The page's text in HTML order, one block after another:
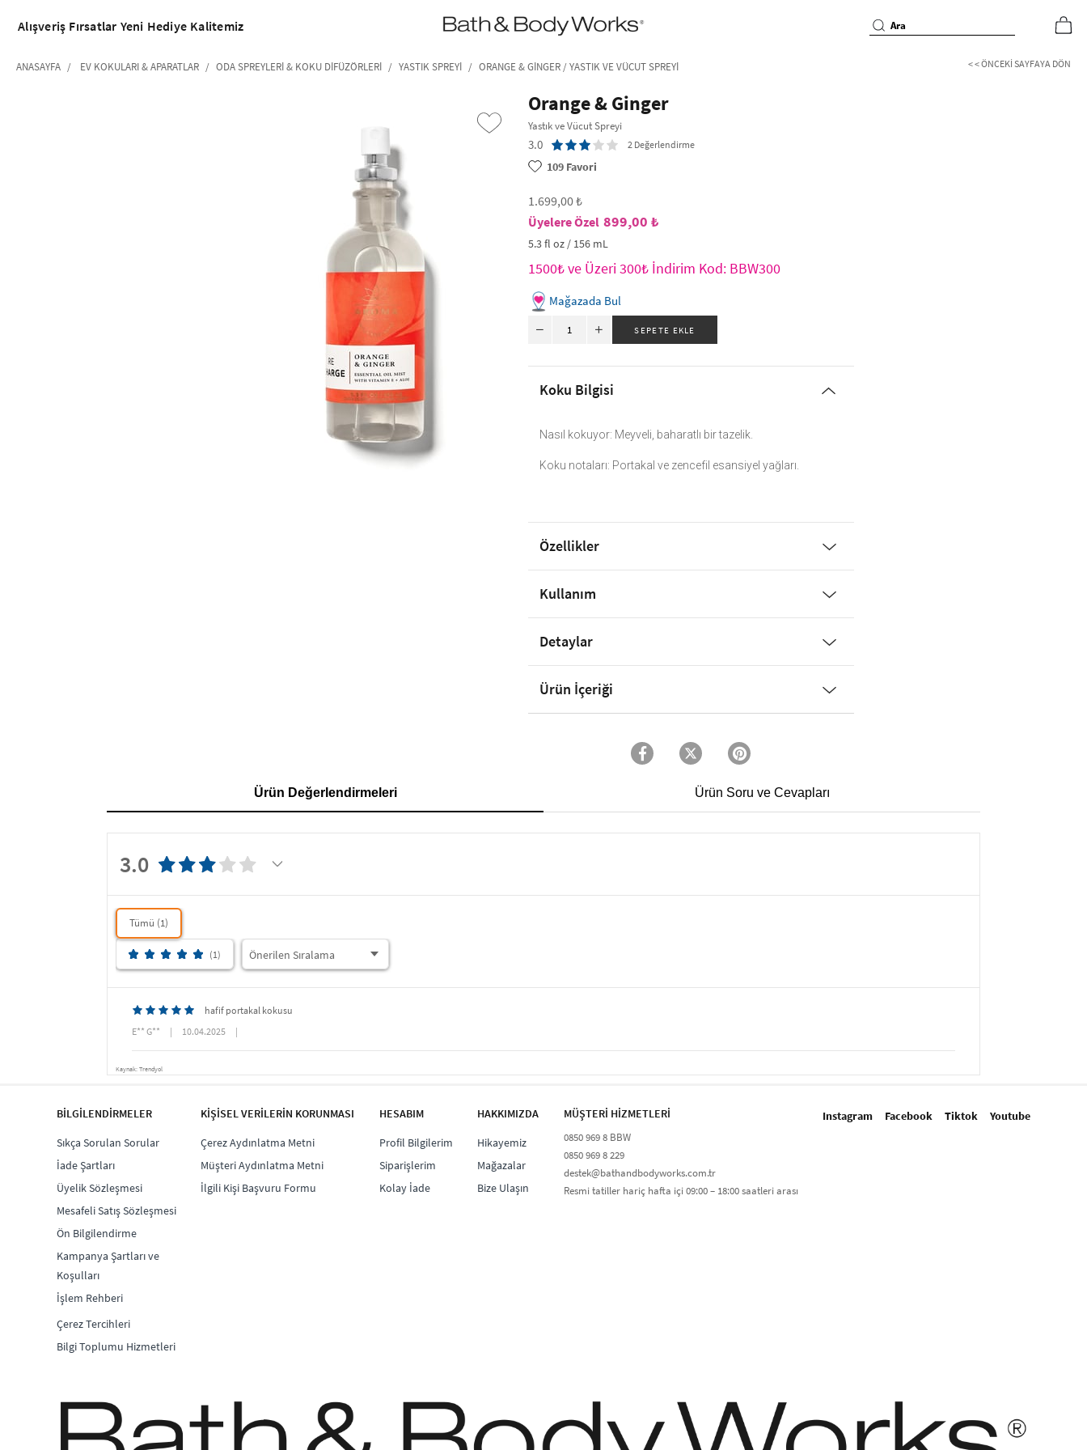
•2200₺ ve Üzeri Kargo Ücretsiz!•
*Promosyon Detayları
Alışveriş Fırsatlar Yeni Hediye Kalitemiz
ANASAYFA EV KOKULARI & APARATLAR ODA SPREYLERI & KOKU DIFÜZÖRLERI YASTIK SPREYI ORANGE & GINGER / YASTIK VE VÜCUT SPREYI < < ÖNCEKI SAYFAYA DÖN
Orange & Ginger
Yastık ve Vücut Spreyi
3.0 2 Değerlendirme
109 Favori
1.699,00 ₺
899,00 ₺
5.3 fl oz / 156 mL
1500₺ ve Üzeri 300₺ İndirim Kod: BBW300
Mağazada Bul
Koku Bilgisi
Nasıl kokuyor: Meyveli, baharatlı bir tazelik.
Koku notaları: Portakal ve zencefil esansiyel yağları.
Özellikler
Kullanım
Detaylar
Ürün İçeriği
Ürün Değerlendirmeleri Ürün Soru ve Cevapları
3.0
Tümü (1)
(1)
hafif portakal kokusu
E** G**
| 10.04.2025 |
Kaynak: Trendyol
Instagram Facebook Tiktok Youtube
BİLGİLENDİRMELER
Sıkça Sorulan Sorular
İade Şartları
Üyelik Sözleşmesi
Mesafeli Satış Sözleşmesi
Ön Bilgilendirme
Kampanya Şartları ve
Koşulları
İşlem Rehberi
Çerez Tercihleri
Bilgi Toplumu Hizmetleri
KİŞİSEL VERİLERİN KORUNMASI
Çerez Aydınlatma Metni
Müşteri Aydınlatma Metni
İlgili Kişi Başvuru Formu
HESABIM
Profil Bilgilerim
Siparişlerim
Kolay İade
HAKKIMIZDA
Hikayemiz
Mağazalar
Bize Ulaşın
MÜŞTERİ HİZMETLERİ​
0850 969 8 BBW​
0850 969 8 229​​
destek@bathandbodyworks.com.tr
Resmi tatiller hariç hafta içi 09:00 – 18:00 saatleri arası​